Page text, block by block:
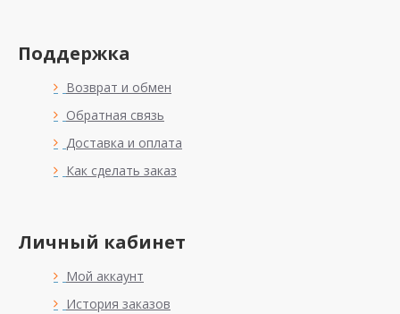
Поддержка
Возврат и обмен
Обратная связь
Доставка и оплата
Как сделать заказ
Личный кабинет
Мой аккаунт
История заказов